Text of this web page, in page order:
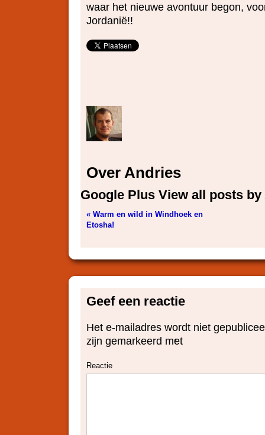
waar het nieuwe avontuur begon,
Jordanië!!
Over Andries
Google Plus View all posts
« Warm en wild in Windhoek en
Etosha!
Geef een reactie
Het e-mailadres wordt niet
zijn gemarkeerd met
*
Reactie